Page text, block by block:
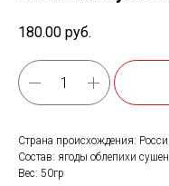
180.00 руб.
Страна происхождения:
Состав: ягоды облепихи
Вес: 50гр